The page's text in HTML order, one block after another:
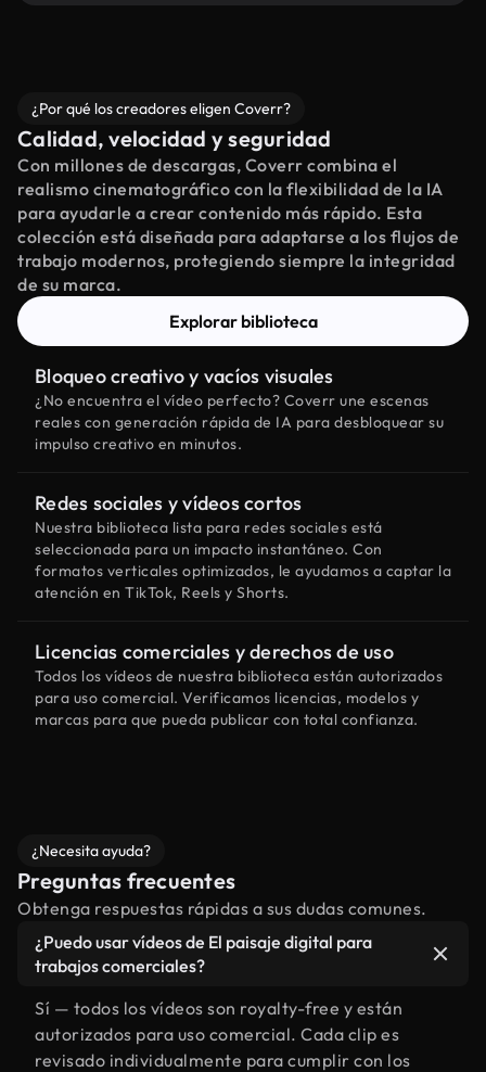
¿Por qué los creadores eligen Coverr?
Calidad, velocidad y seguridad
Con millones de descargas, Coverr combina el
realismo cinematográfico con la flexibilidad de la IA
para ayudarle a crear contenido más rápido. Esta
colección está diseñada para adaptarse a los flujos de
trabajo modernos, protegiendo siempre la integridad
de su marca.
Explorar biblioteca
Bloqueo creativo y vacíos visuales
¿No encuentra el vídeo perfecto? Coverr une escenas
reales con generación rápida de IA para desbloquear su
impulso creativo en minutos.
Redes sociales y vídeos cortos
Nuestra biblioteca lista para redes sociales está
seleccionada para un impacto instantáneo. Con
formatos verticales optimizados, le ayudamos a captar la
atención en TikTok, Reels y Shorts.
Licencias comerciales y derechos de uso
Todos los vídeos de nuestra biblioteca están autorizados
para uso comercial. Verificamos licencias, modelos y
marcas para que pueda publicar con total confianza.
¿Necesita ayuda?
Preguntas frecuentes
Obtenga respuestas rápidas a sus dudas comunes.
¿Puedo usar vídeos de El paisaje digital para
trabajos comerciales?
Sí — todos los vídeos son royalty-free y están
autorizados para uso comercial. Cada clip es
revisado individualmente para cumplir con los